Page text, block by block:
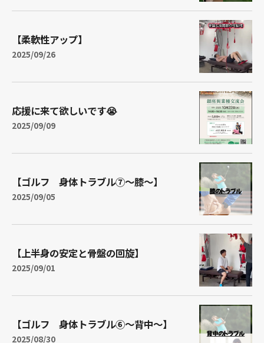
【柔軟性アップ】
2025/09/26
応援に来て欲しいです😭
2025/09/09
【ゴルフ 身体トラブル⑦～膝～】
2025/09/05
【上半身の安定と骨盤の回旋】
2025/09/01
【ゴルフ 身体トラブル⑥～背中～】
2025/08/30